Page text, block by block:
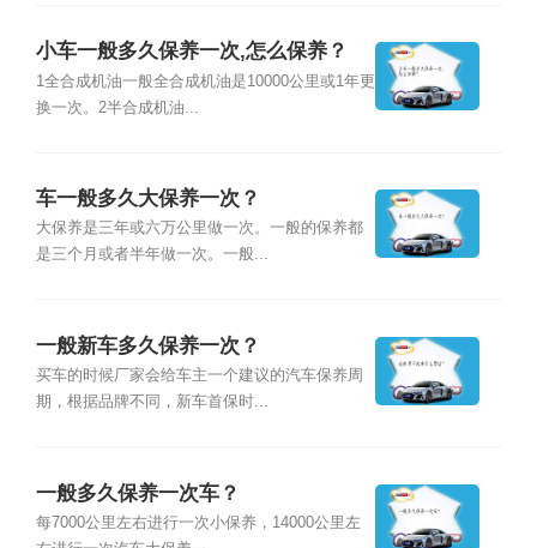
小车一般多久保养一次,怎么保养？
1全合成机油一般全合成机油是10000公里或1年更
换一次。2半合成机油...
车一般多久大保养一次？
大保养是三年或六万公里做一次。一般的保养都
是三个月或者半年做一次。一般...
一般新车多久保养一次？
买车的时候厂家会给车主一个建议的汽车保养周
期，根据品牌不同，新车首保时...
一般多久保养一次车？
每7000公里左右进行一次小保养，14000公里左